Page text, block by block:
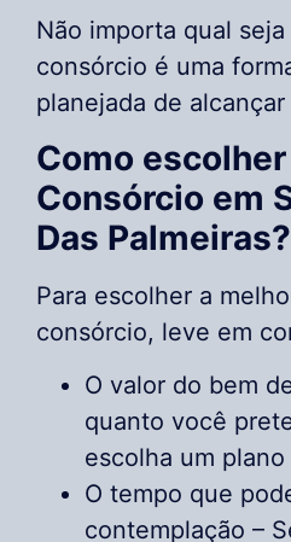
Não importa qual
consórcio é uma
planejada de
Como
Consórcio em
Das Palmeiras?
Para escolher a
consórcio, leve em
O valor do bem
quanto você
escolha um
O tempo que
contemplação –